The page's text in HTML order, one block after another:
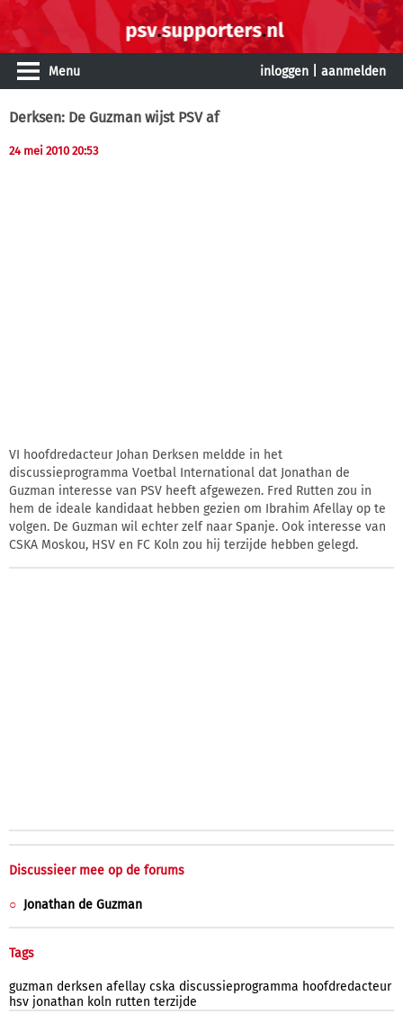
Menu inloggen aanmelden
Derksen: De Guzman wijst PSV af
24 mei 2010 20:53
VI hoofdredacteur Johan Derksen meldde in het
discussieprogramma Voetbal International dat Jonathan de
Guzman interesse van PSV heeft afgewezen. Fred Rutten zou in
hem de ideale kandidaat hebben gezien om Ibrahim Afellay op te
volgen. De Guzman wil echter zelf naar Spanje. Ook interesse van
CSKA Moskou, HSV en FC Koln zou hij terzijde hebben gelegd.
Discussieer mee op de forums
Jonathan de Guzman
Tags
guzman derksen afellay cska discussieprogramma hoofdredacteur
hsv jonathan koln rutten terzijde